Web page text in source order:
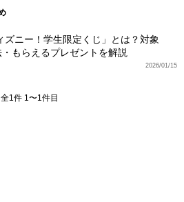
ズニー！学生限定くじ」とは？対象
もらえるプレゼントを解説
2026/01/15
全1件 1〜1件目